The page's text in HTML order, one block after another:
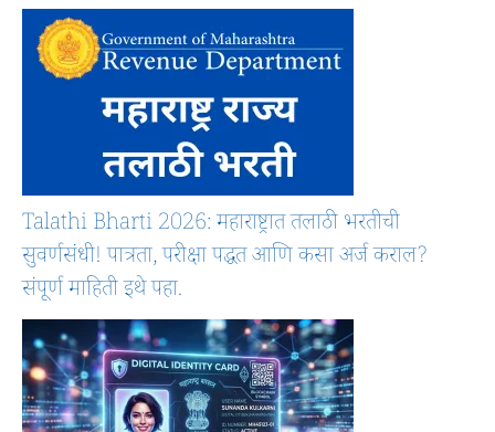
Talathi Bharti 2026: महाराष्ट्रात तलाठी भरतीची
सुवर्णसंधी! पात्रता, परीक्षा पद्धत आणि कसा अर्ज कराल?
संपूर्ण माहिती इथे पहा.